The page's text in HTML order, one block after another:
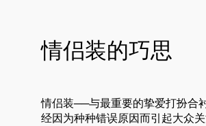
情侣装的巧思
情侣装──与最重要的挚爱打扮合
经因为种种错误原因而引起大众